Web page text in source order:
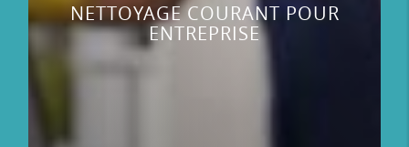
NETTOYAGE COURANT POUR
ENTREPRISE